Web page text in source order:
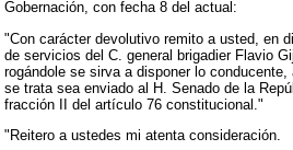
Gobernación, con fecha 8 del actual:
"Con carácter devolutivo remito a usted, en
de servicios del C. general brigadier Flavio
rogándole se sirva a disponer lo
se trata sea enviado al H. Senado de la
fracción II del artículo 76 constitucional."
"Reitero a ustedes mi atenta consideración.